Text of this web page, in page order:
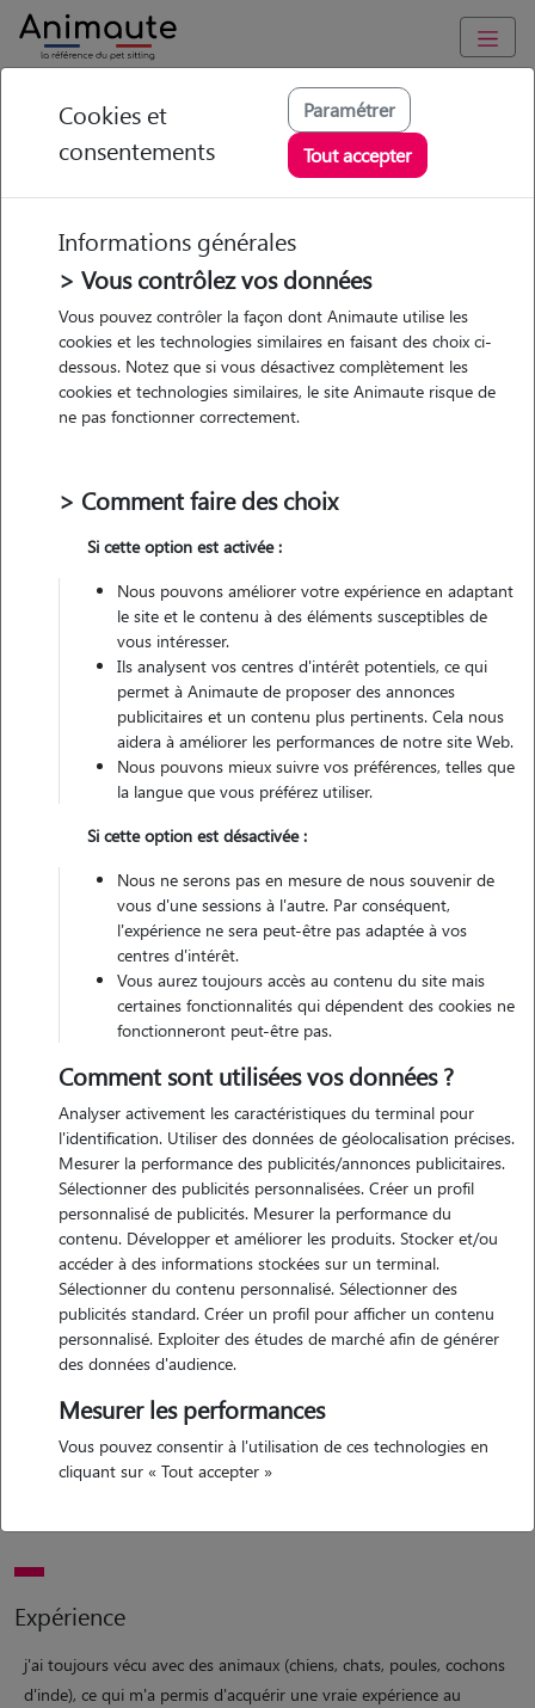
Animaute Ile-de-France Brétigny-sur-Orge
Typhaine - Petsitter à
BRETIGNY SUR ORGE
5/5 (3 avis)
• 23 ans
chez le Pet Sitter
Pas d'animaux Appartement
Véhiculé
Gardes réalisées
Contacter
L'envoi d'une demande est sans engagement
Motivation
je souhaite faire du pet sitting car j'ai toujours aimé m'occuper des
animaux. ayant grandi avec des chiens, chats, poules et cochons
d'inde, c'est quelque chose qui me plaît vraiment et avec lequel je
suis très à l'aise ? pouvoir rendre service aux propriétaires tout en
motivation. je prends plaisir à m'occuper d'eux, à veiller à leur bien-
Expérience
j'ai toujours vécu avec des animaux (chiens, chats, poules, cochons
d'inde), ce qui m'a permis d'acquérir une vraie expérience au
Cookies et
consentements
Paramétrer
Tout accepter
Informations générales
> Vous contrôlez vos données
Vous pouvez contrôler la façon dont Animaute utilise les
cookies et les technologies similaires en faisant des choix ci-
dessous. Notez que si vous désactivez complètement les
cookies et technologies similaires, le site Animaute risque de
ne pas fonctionner correctement.
> Comment faire des choix
Si cette option est activée :
Nous pouvons améliorer votre expérience en adaptant
le site et le contenu à des éléments susceptibles de
vous intéresser.
Ils analysent vos centres d'intérêt potentiels, ce qui
permet à Animaute de proposer des annonces
publicitaires et un contenu plus pertinents. Cela nous
aidera à améliorer les performances de notre site Web.
Nous pouvons mieux suivre vos préférences, telles que
la langue que vous préférez utiliser.
Si cette option est désactivée :
Nous ne serons pas en mesure de nous souvenir de
vous d'une sessions à l'autre. Par conséquent,
l'expérience ne sera peut-être pas adaptée à vos
centres d'intérêt.
Vous aurez toujours accès au contenu du site mais
certaines fonctionnalités qui dépendent des cookies ne
fonctionneront peut-être pas.
Comment sont utilisées vos données ?
Analyser activement les caractéristiques du terminal pour
l'identification. Utiliser des données de géolocalisation précises.
Mesurer la performance des publicités/annonces publicitaires.
Sélectionner des publicités personnalisées. Créer un profil
personnalisé de publicités. Mesurer la performance du
contenu. Développer et améliorer les produits. Stocker et/ou
accéder à des informations stockées sur un terminal.
Sélectionner du contenu personnalisé. Sélectionner des
publicités standard. Créer un profil pour afficher un contenu
personnalisé. Exploiter des études de marché afin de générer
des données d'audience.
Mesurer les performances
Vous pouvez consentir à l'utilisation de ces technologies en
cliquant sur « Tout accepter »